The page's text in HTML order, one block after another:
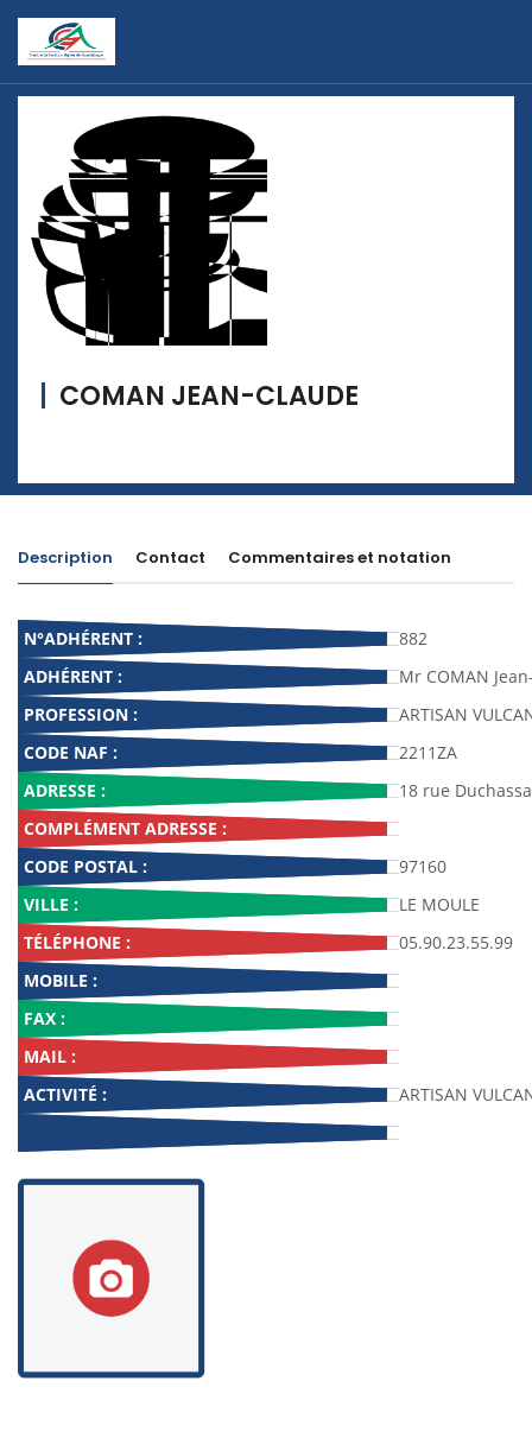
COMAN JEAN-CLAUDE
Description Contact Commentaires et notation
N°ADHÉRENT :
882
ADHÉRENT :
Mr COMAN
PROFESSION :
ARTISAN
CODE NAF :
2211ZA
ADRESSE :
18 rue
COMPLÉMENT ADRESSE :
CODE POSTAL :
97160
VILLE :
LE MOULE
TÉLÉPHONE :
05.90.23.55.99
MOBILE :
FAX :
MAIL :
ACTIVITÉ :
ARTISAN